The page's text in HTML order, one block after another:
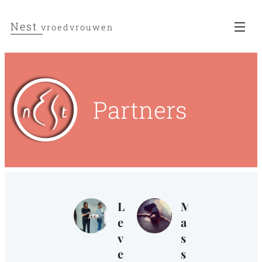
Nest vroedvrouwen
Partners
L
e
v
e
M
a
s
s